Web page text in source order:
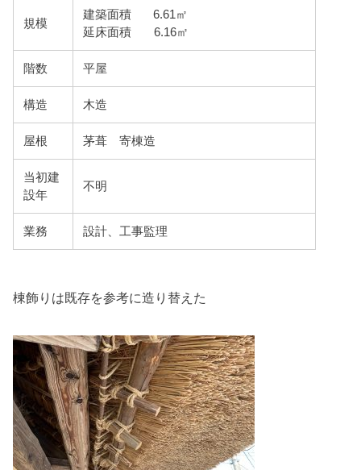
規模
建築面積 6.61㎡
延床面積 6.16㎡
階数 平屋
構造 木造
屋根 茅葺 寄棟造
当初建
設年
不明
業務 設計、工事監理
棟飾りは既存を参考に造り替えた